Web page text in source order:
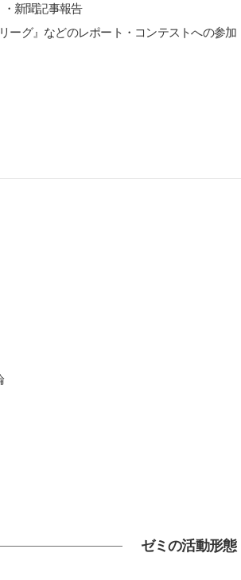
新聞記事報告
ーグ』などのレポート・コンテストへの参加
ゼミの活動形態